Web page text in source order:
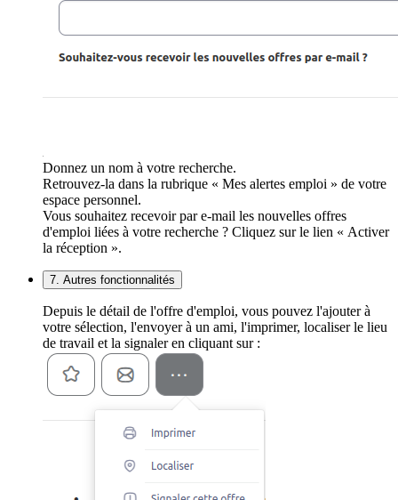
Donnez un nom à votre recherche.
Retrouvez-la dans la rubrique « Mes alertes emploi » de votre
espace personnel.
Vous souhaitez recevoir par e-mail les nouvelles offres
d'emploi liées à votre recherche ? Cliquez sur le lien « Activer
la réception ».
7. Autres fonctionnalités
Depuis le détail de l'offre d'emploi, vous pouvez l'ajouter à
votre sélection, l'envoyer à un ami, l'imprimer, localiser le lieu
de travail et la signaler en cliquant sur :